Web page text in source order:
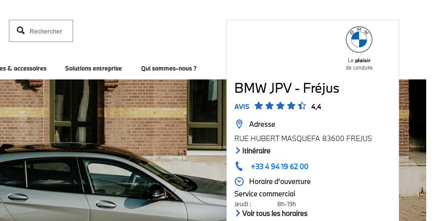
Le plaisir
de conduire
BMW JPV - Fréjus
AVIS 4,4
Adresse
RUE HUBERT MASQUEFA 83600 FREJUS
Itinéraire
+33 4 94 19 62 00
Horaire d'ouverture
Service commercial
Jeudi : 8h-19h
Voir tous les horaires
& accessoires Solutions entreprise Qui sommes-nous ?